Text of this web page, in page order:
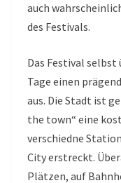
auch
des Festivals.
Das Festival
Tage einen
aus. Die Stadt ist
the town“ eine
verschiedne
City erstreckt.
Plätzen, auf